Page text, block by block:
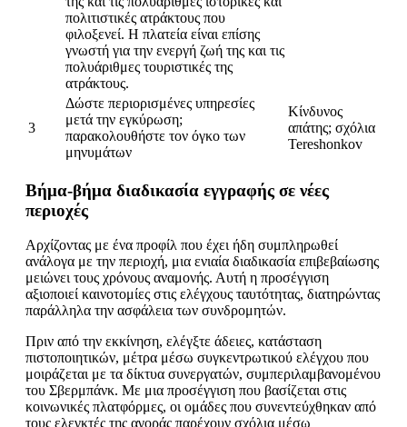
πολιτιστικές ατράκτους που
φιλοξενεί. Η πλατεία είναι επίσης
γνωστή για την ενεργή ζωή της και τις
πολυάριθμες τουριστικές της
ατράκτους.
3
Δώστε περιορισμένες υπηρεσίες
μετά την εγκύρωση;
παρακολουθήστε τον όγκο των
μηνυμάτων
Κίνδυνος
απάτης; σχόλια
Tereshonkov
Βήμα-βήμα διαδικασία εγγραφής σε νέες
περιοχές
Αρχίζοντας με ένα προφίλ που έχει ήδη συμπληρωθεί
ανάλογα με την περιοχή, μια ενιαία διαδικασία επιβεβαίωσης
μειώνει τους χρόνους αναμονής. Αυτή η προσέγγιση
αξιοποιεί καινοτομίες στις ελέγχους ταυτότητας, διατηρώντας
παράλληλα την ασφάλεια των συνδρομητών.
Πριν από την εκκίνηση, ελέγξτε άδειες, κατάσταση
πιστοποιητικών, μέτρα μέσω συγκεντρωτικού ελέγχου που
μοιράζεται με τα δίκτυα συνεργατών, συμπεριλαμβανομένου
του Σβερμπάνκ. Με μια προσέγγιση που βασίζεται στις
κοινωνικές πλατφόρμες, οι ομάδες που συνεντεύχθηκαν από
τους ελεγκτές της αγοράς παρέχουν σχόλια μέσω